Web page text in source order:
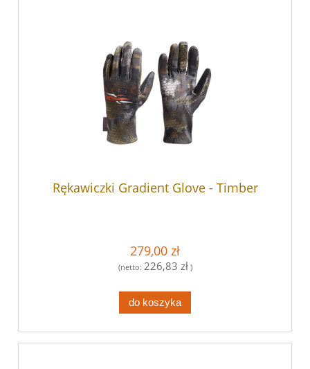
Rękawiczki Gradient Glove - Timber
279,00 zł
(netto: 226,83 zł)
do koszyka